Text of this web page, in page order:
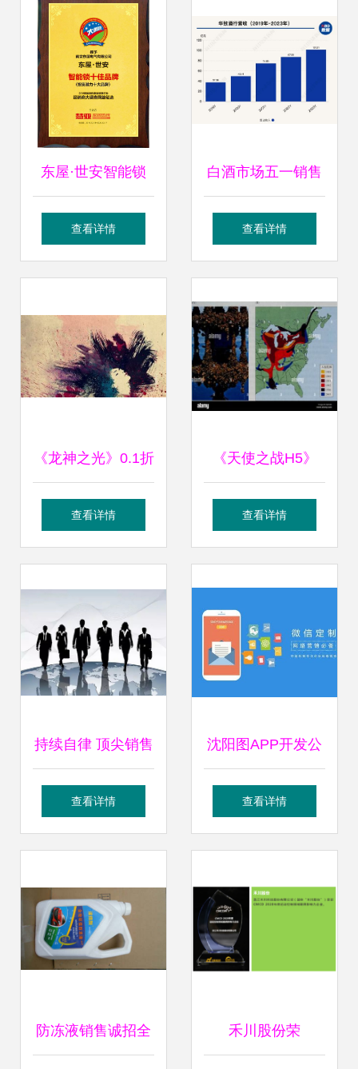
东屋·世安智能锁
以卓越软件开发实
十大品牌
查看详情
白酒市场五一销售
平淡，经销商守价
或成破局关键
查看详情
《龙神之光》0.1折
道士打金版混服渠
查看详情
《天使之战H5》
掘金游戏市场，共
查看详情
持续自律 顶尖销售
代理的成功秘诀
查看详情
沈阳图APP开发公
司 软件定制、小程
推广与销售代理一
站式服务
查看详情
防冻液销售诚招全 禾川股份荣